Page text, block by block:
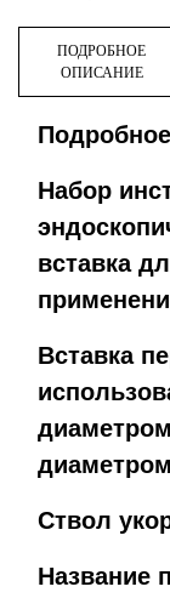
ПОДРОБНОЕ
ОПИСАНИЕ
Набор
вставка
Вставка
Ствол
Название